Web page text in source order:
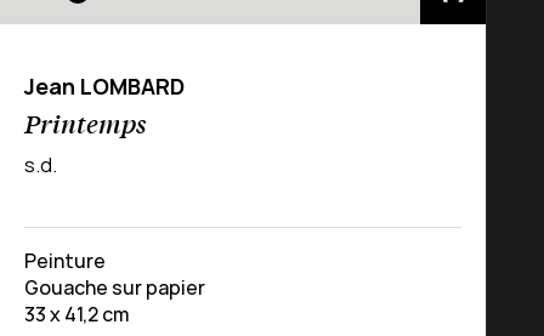
Jean LOMBARD
Printemps
s.d.
Peinture
Gouache sur papier
33 x 41,2 cm